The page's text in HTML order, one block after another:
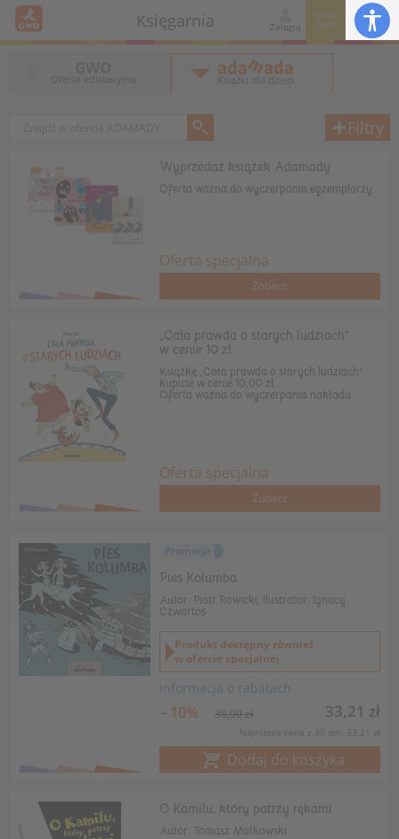
Księgarnia Zaloguj
Moje
GWO
Oferta edukacyjna Książki dla dzieci
Filtry
Wyprzedaż książek Adamady
Oferta ważna do wyczerpania egzemplarzy.
Oferta specjalna
Zobacz
„Cała prawda o starych ludziach”
w cenie 10 zł
Książkę „Cała prawda o starych ludziach”
kupicie w cenie 10,00 zł.
Oferta ważna do wyczerpania nakładu.
Oferta specjalna
Zobacz
Promocja
Pies Kolumba
Autor: Piotr Rowicki, Ilustrator: Ignacy
Czwartos
Produkt dostępny również
w ofercie specjalnej
– 10%
Informacja o rabatach
36,90 zł 33,21 zł
Najniższa cena z 30 dni: 33,21 zł
Dodaj do koszyka
O Kamilu, który patrzy rękami
Autor: Tomasz Małkowski